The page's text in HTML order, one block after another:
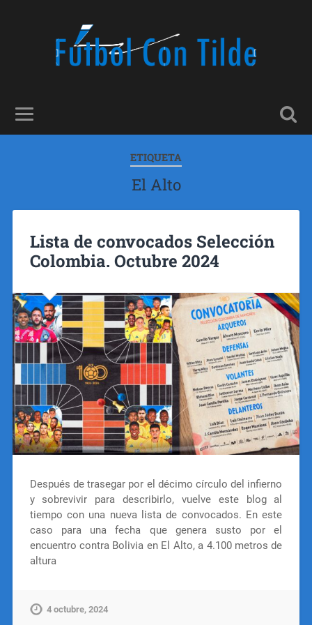
ETIQUETA
El Alto
Lista de convocados Selección
Colombia. Octubre 2024
Después de trasegar por el décimo círculo del infierno
y sobrevivir para describirlo, vuelve este blog al
tiempo con una nueva lista de convocados. En este
caso para una fecha que genera susto por el
encuentro contra Bolivia en El Alto, a 4.100 metros de
altura
4 octubre, 2024